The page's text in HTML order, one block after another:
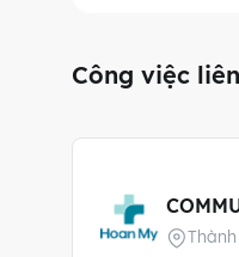
Công việc